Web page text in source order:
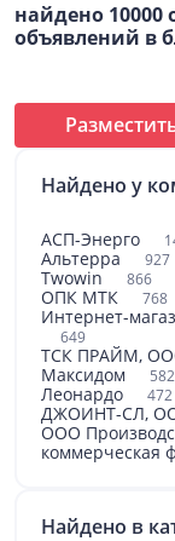
найдено 10000
объявлений в
Найдено у
АСП-Энерго
Альтерра 927
Twowin 866
ОПК МТК 768
Интернет-
649
ТСК ПРАЙМ,
Максидом 582
Леонардо 472
ДЖОИНТ-СЛ,
ООО
коммерческая
Найдено в